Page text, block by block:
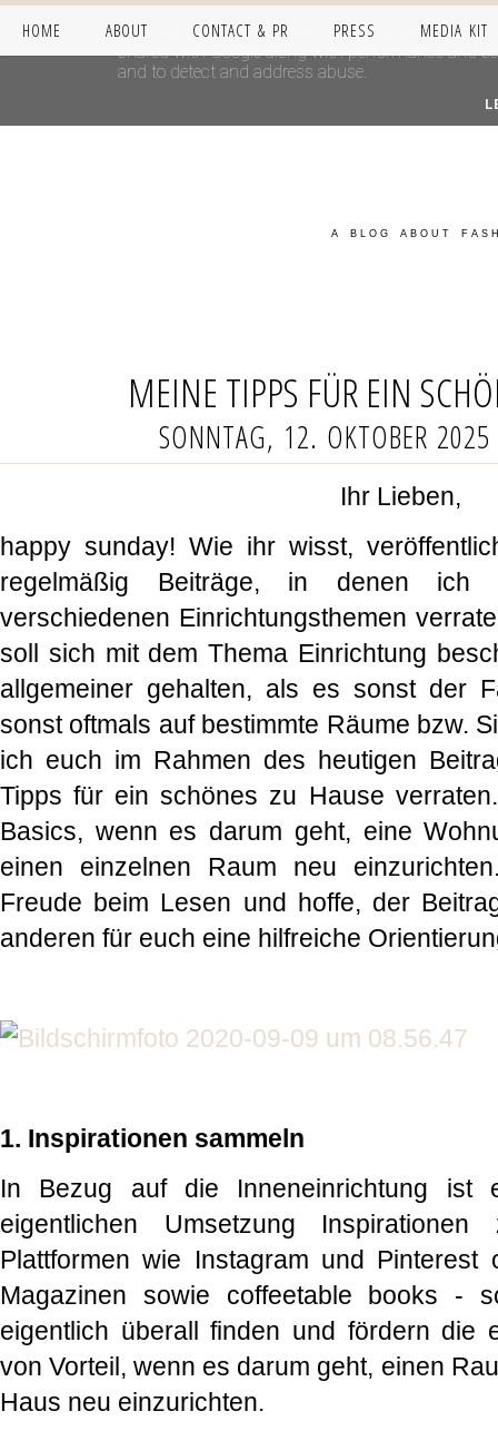
HOME ABOUT CONTACT & PR PRESS MEDIA KIT
A BLOG ABOUT
MEINE TIPPS FÜR EIN
SONNTAG, 12. OKTOBER 2025
Ihr Lieben,
happy sunday! Wie ihr wisst,
regelmäßig Beiträge, in denen
verschiedenen Einrichtungsthemen
soll sich mit dem Thema Einrichtung
allgemeiner gehalten, als es sonst der
sonst oftmals auf bestimmte Räume bzw.
ich euch im Rahmen des heutigen
Tipps für ein schönes zu Hause
Basics, wenn es darum geht, eine
einen einzelnen Raum neu
Freude beim Lesen und hoffe, der
anderen für euch eine hilfreiche
1. Inspirationen sammeln
In Bezug auf die Inneneinrichtung
eigentlichen Umsetzung
Plattformen wie Instagram und
Magazinen sowie coffeetable books -
eigentlich überall finden und fördern die
von Vorteil, wenn es darum geht, einen
Haus neu einzurichten.
This site uses cookies from Google to deliver its
shared with Google along with performance and
and to detect and address abuse.